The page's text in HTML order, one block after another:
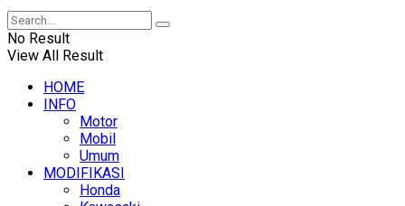
No Result
View All Result
HOME
INFO
Motor
Mobil
Umum
MODIFIKASI
Honda